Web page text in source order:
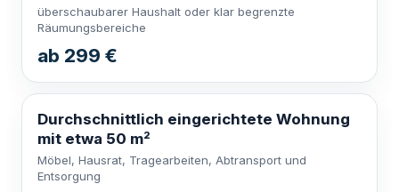
überschaubarer Haushalt oder klar begrenzte
Räumungsbereiche
ab 299 €
Durchschnittlich eingerichtete Wohnung
mit etwa 50 m²
Möbel, Hausrat, Tragearbeiten, Abtransport und
Entsorgung